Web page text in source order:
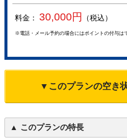
料金： 30,000円 （税込）
※電話・メール予約の場合にはポイントの付与は
▼このプランの空き
このプランの特長